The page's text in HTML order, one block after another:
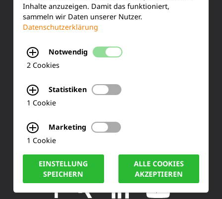
FAQ
KONTAKT
50170 Kerpen
Fax: +49 (0) 2273 567 30
info@lucas-nuelle.de
Inhalte anzuzeigen. Damit das funktioniert,
sammeln wir Daten unserer Nutzer.
Datenschutzerklärung
Notwendig
2 Cookies
Statistiken
1 Cookie
Marketing
1 Cookie
EINSTELLUNG
SPEICHERN
ALLE COOKIES
AKZEPTIEREN